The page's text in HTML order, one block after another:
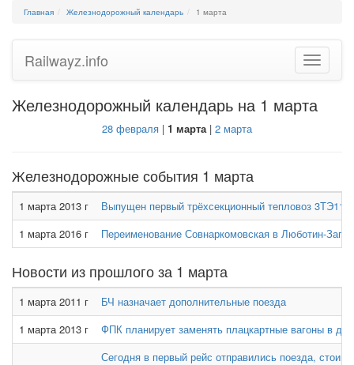
Главная Железнодорожный календарь 1 марта
Toggle
Railwayz.info
Железнодорожный календарь на 1 марта
28 февраля | 1 марта| 2 марта
Железнодорожные события 1 марта
1 марта 2013 г
Выпущен первый трёхсекционный тепловоз
1 марта 2016 г
Переименование Совнаркомовская в Люботин-
Новости из прошлого за 1 марта
1 марта 2011 г
БЧ назначает дополнительные поезда
1 марта 2013 г
ФПК планирует заменять плацкартные вагоны в
Сегодня в первый рейс отправились поезда,